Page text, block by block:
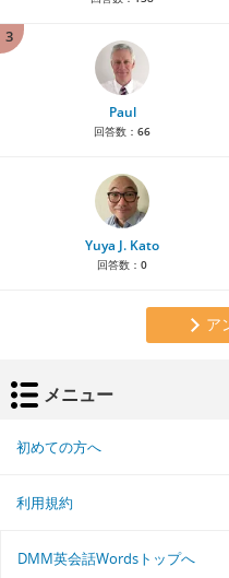
3
Paul
回答数： 66
Yuya J. Kato
回答数： 0
ア
メニュー
初めての方へ
利用規約
DMM英会話Wordsトップへ